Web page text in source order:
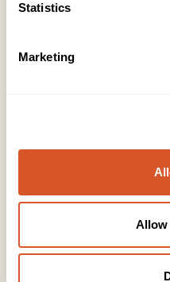
Statistics
Marketing
Allow
post@biovital.no
Produkter